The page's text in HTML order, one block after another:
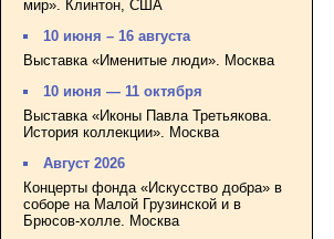
мир». Клинтон, США
10 июня – 16 августа
Выставка «Именитые люди». Москва
10 июня — 11 октября
Выставка «Иконы Павла Третьякова.
История коллекции». Москва
Август 2026
Концерты фонда «Искусство добра» в
соборе на Малой Грузинской и в
Брюсов-холле. Москва